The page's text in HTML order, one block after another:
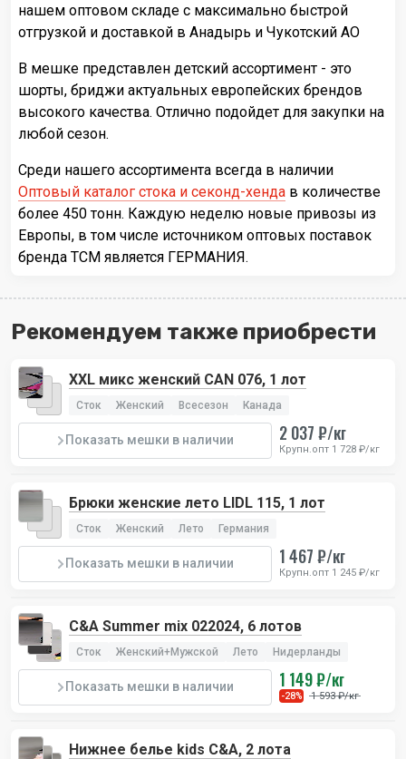
нашем оптовом складе с максимально быстрой
отгрузкой и доставкой в Анадырь и Чукотский АО
В мешке представлен детский ассортимент - это
шорты, бриджи актуальных европейских брендов
высокого качества. Отлично подойдет для закупки на
любой сезон.
Среди нашего ассортимента всегда в наличии
Оптовый каталог стока и секонд-хенда в количестве
более 450 тонн. Каждую неделю новые привозы из
Европы, в том числе источником оптовых поставок
бренда TCM является ГЕРМАНИЯ.
Рекомендуем также приобрести
XXL микс женский CAN 076, 1 лот
Сток Женский Всесезон Канада
Показать мешки в наличии 2 037 ₽/кг
Крупн.опт 1 728 ₽/кг
Брюки женские лето LIDL 115, 1 лот
Сток Женский Лето Германия
Показать мешки в наличии 1 467 ₽/кг
Крупн.опт 1 245 ₽/кг
C&A Summer mix 022024, 6 лотов
Сток Женский+Мужской Лето Нидерланды
Показать мешки в наличии 1 149 ₽/кг
-28% 1 593 ₽/кг
Нижнее белье kids C&A, 2 лота